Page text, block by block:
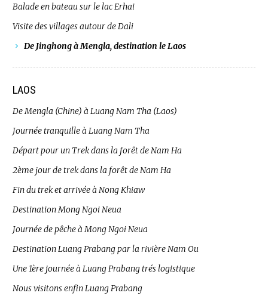
Balade en bateau sur le lac Erhai
Visite des villages autour de Dali
De Jinghong à Mengla, destination le Laos
LAOS
De Mengla (Chine) à Luang Nam Tha (Laos)
Journée tranquille à Luang Nam Tha
Départ pour un Trek dans la forêt de Nam Ha
2ème jour de trek dans la forêt de Nam Ha
Fin du trek et arrivée à Nong Khiaw
Destination Mong Ngoi Neua
Journée de pêche à Mong Ngoi Neua
Destination Luang Prabang par la rivière Nam Ou
Une 1ère journée à Luang Prabang trés logistique
Nous visitons enfin Luang Prabang